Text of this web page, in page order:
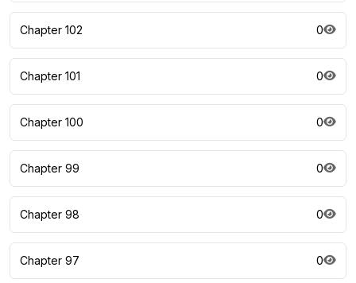
Chapter 102 0
Chapter 101 0
Chapter 100 0
Chapter 99 0
Chapter 98 0
Chapter 97 0